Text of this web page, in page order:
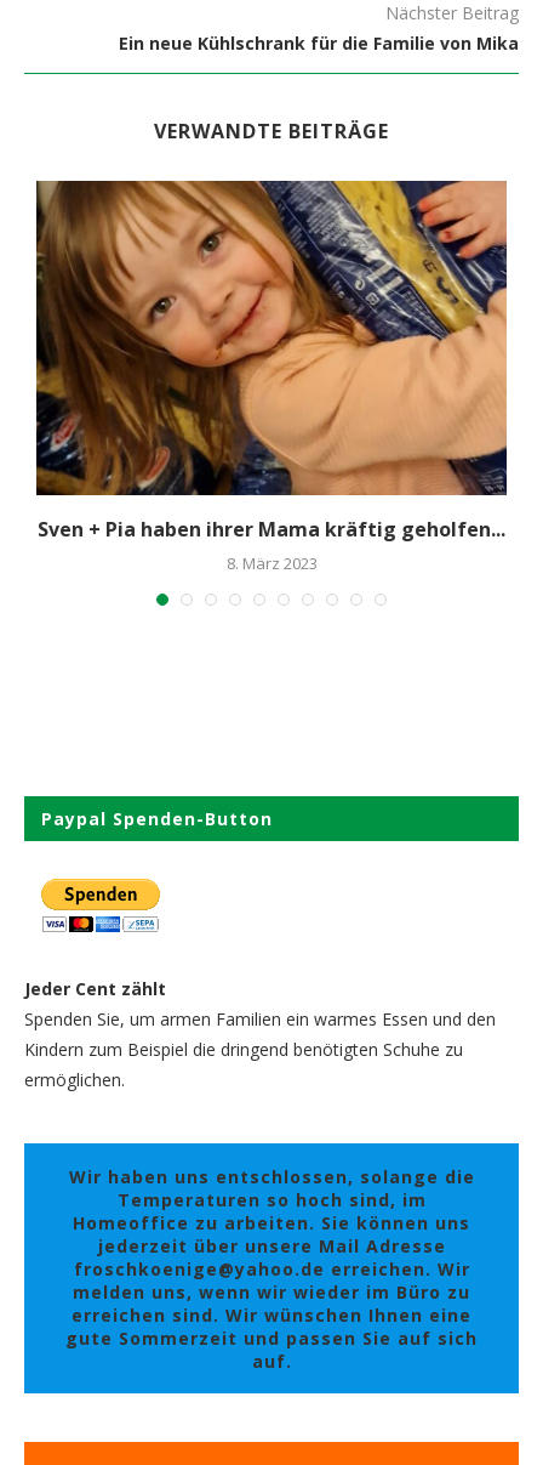
Nächster Beitrag
Ein neue Kühlschrank für die Familie von Mika
VERWANDTE BEITRÄGE
Sven + Pia haben ihrer Mama kräftig geholfen...
8. März 2023
Paypal Spenden-Button
Jeder Cent zählt
Spenden Sie, um armen Familien ein warmes Essen und den
Kindern zum Beispiel die dringend benötigten Schuhe zu
ermöglichen.
Wir haben uns entschlossen, solange die
Temperaturen so hoch sind, im
Homeoffice zu arbeiten. Sie können uns
jederzeit über unsere Mail Adresse
froschkoenige@yahoo.de erreichen. Wir
melden uns, wenn wir wieder im Büro zu
erreichen sind. Wir wünschen Ihnen eine
gute Sommerzeit und passen Sie auf sich
auf.